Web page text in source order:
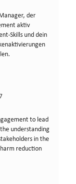
der
aktiv
Skills und dein
to lead
understanding
in the
reduction